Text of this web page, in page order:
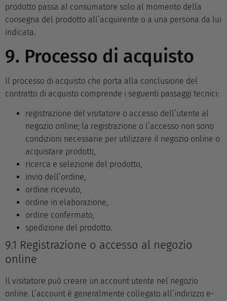
prodotto passa al consumatore solo al momento della
consegna del prodotto all’acquirente o a una persona da lui
indicata.
9. Processo di acquisto
Il processo di acquisto che porta alla conclusione del
contratto di acquisto comprende i seguenti passaggi tecnici:
registrazione del visitatore o accesso dell’utente al
negozio online; la registrazione o l’accesso non sono
condizioni necessarie per utilizzare il negozio online o
acquistare prodotti,
ricerca e selezione del prodotto,
invio dell’ordine,
ordine ricevuto,
ordine in elaborazione,
ordine confermato,
spedizione del prodotto.
9.1 Registrazione o accesso al negozio
online
Il visitatore può creare un account utente nel negozio
online. L’account è generalmente collegato all’indirizzo e-